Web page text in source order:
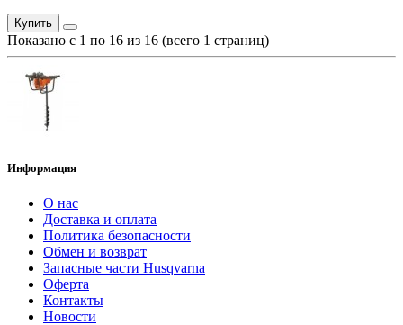
Купить
Показано с 1 по 16 из 16 (всего 1 страниц)
Информация
О нас
Доставка и оплата
Политика безопасности
Обмен и возврат
Запасные части Husqvarna
Оферта
Контакты
Новости